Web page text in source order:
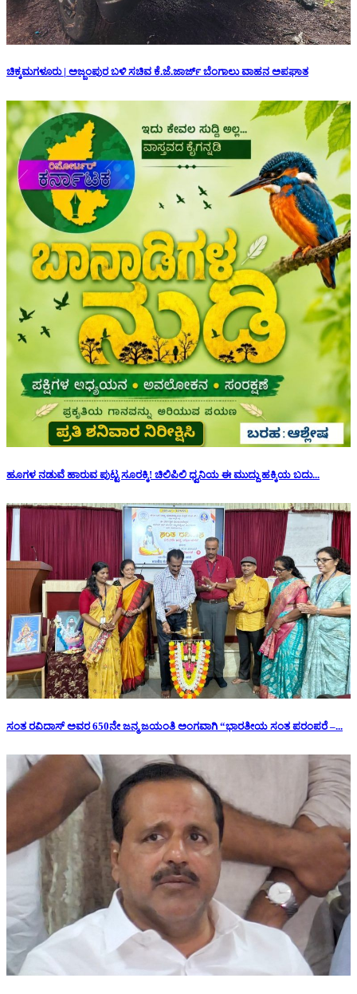
ಚಿಕ್ಕಮಗಳೂರು | ಅಜ್ಜಂಪುರ ಬಳಿ ಸಚಿವ ಕೆ.ಜೆ.ಜಾರ್ಜ್ ಬೆಂಗಾಲು ವಾಹನ ಅಪಘಾತ
ಹೂಗಳ ನಡುವೆ ಹಾರುವ ಪುಟ್ಟ ಸೂರಕ್ಕಿ! ಚಿಲಿಪಿಲಿ ಧ್ವನಿಯ ಈ ಮುದ್ದು ಹಕ್ಕಿಯ ಬದು...
ಸಂತ ರವಿದಾಸ್ ಅವರ 650ನೇ ಜನ್ಮ ಜಯಂತಿ ಅಂಗವಾಗಿ “ಭಾರತೀಯ ಸಂತ ಪರಂಪರೆ –...